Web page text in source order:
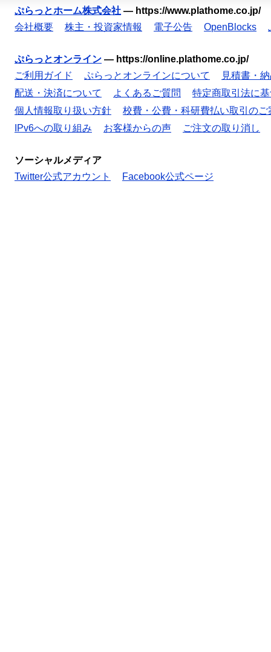
ぷらっとホーム株式会社 — https://www.plathome.co.jp/
会社概要
株主・投資家情報 電子公告 OpenBlocks
ぷらっとオンライン — https://online.plathome.co.jp/
ご利用ガイド
ぷらっとオンラインについて
見積書・
配送・決済について
よくあるご質問
特定商取引法に
個人情報取り扱い方針
校費・公費・科研費払い取引のご
IPv6への取り組み
お客様からの声 ご注文の取り消し
ソーシャルメディア
Twitter公式アカウント
Facebook公式ページ